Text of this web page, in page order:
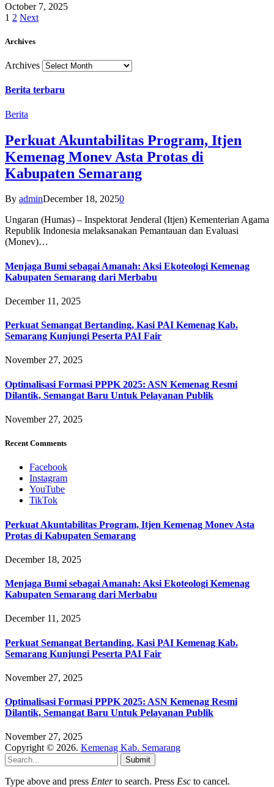
October 7, 2025
1 2 Next
Archives
Archives
Berita terbaru
Berita
Perkuat Akuntabilitas Program, Itjen
Kemenag Monev Asta Protas di
Kabupaten Semarang
By adminDecember 18, 20250
Ungaran (Humas) – Inspektorat Jenderal (Itjen) Kementerian Agama
Republik Indonesia melaksanakan Pemantauan dan Evaluasi
(Monev)…
Menjaga Bumi sebagai Amanah: Aksi Ekoteologi Kemenag
Kabupaten Semarang dari Merbabu
December 11, 2025
Perkuat Semangat Bertanding, Kasi PAI Kemenag Kab.
Semarang Kunjungi Peserta PAI Fair
November 27, 2025
Optimalisasi Formasi PPPK 2025: ASN Kemenag Resmi
Dilantik, Semangat Baru Untuk Pelayanan Publik
November 27, 2025
Recent Comments
Facebook
Instagram
YouTube
TikTok
Perkuat Akuntabilitas Program, Itjen Kemenag Monev Asta
Protas di Kabupaten Semarang
December 18, 2025
Menjaga Bumi sebagai Amanah: Aksi Ekoteologi Kemenag
Kabupaten Semarang dari Merbabu
December 11, 2025
Perkuat Semangat Bertanding, Kasi PAI Kemenag Kab.
Semarang Kunjungi Peserta PAI Fair
November 27, 2025
Optimalisasi Formasi PPPK 2025: ASN Kemenag Resmi
Dilantik, Semangat Baru Untuk Pelayanan Publik
November 27, 2025
Copyright © 2026. Kemenag Kab. Semarang
Submit
Type above and press Enterto search. Press Esc to cancel.